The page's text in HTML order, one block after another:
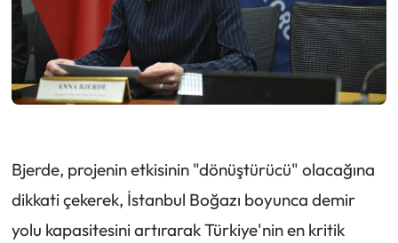
Bjerde, projenin etkisinin "dönüştürücü" olacağına
dikkati çekerek, İstanbul Boğazı boyunca demir
yolu kapasitesini artırarak Türkiye'nin en kritik